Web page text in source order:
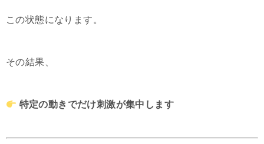
この状態になります。
その結果、
特定の動きでだけ刺激が集中します